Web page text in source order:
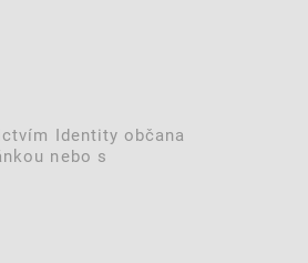
Identity občana
nebo s